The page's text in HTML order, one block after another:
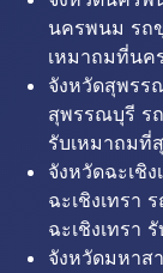
นครพนม รถ
เหมาถมที่นค
จังหวัดสุพรร
สุพรรณบุรี ร
รับเหมาถมที่
จังหวัดฉะเชิ
ฉะเชิงเทรา
ฉะเชิงเทรา
จังหวัดมหาส